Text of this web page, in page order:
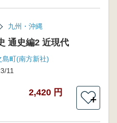
九州・沖縄
通史編2 近現代
島町(南方新社)
11
2,420 円
＋